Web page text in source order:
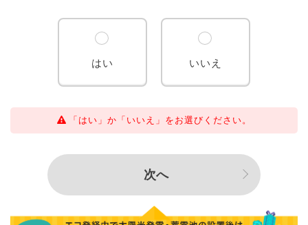
はい いいえ
「はい」か「いいえ」をお選びください。
次へ